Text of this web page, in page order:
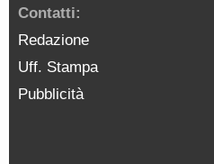
Contatti:
Redazione
Uff. Stampa
Pubblicità